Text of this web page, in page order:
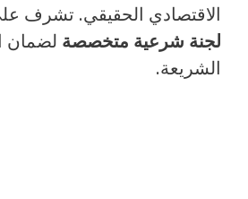
الاقتصادي الحقيقي. تشرف
لجنة شرعية متخصصة لضمان
الشريعة.